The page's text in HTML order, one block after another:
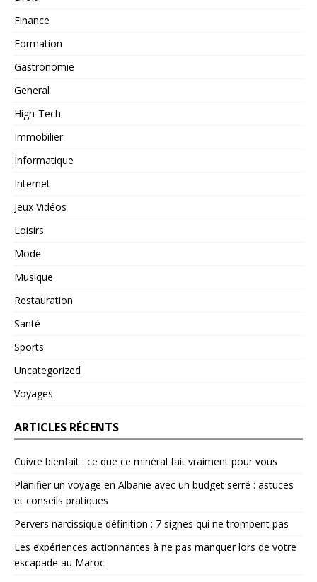
Finance
Formation
Gastronomie
General
High-Tech
Immobilier
Informatique
Internet
Jeux Vidéos
Loisirs
Mode
Musique
Restauration
Santé
Sports
Uncategorized
Voyages
ARTICLES RÉCENTS
Cuivre bienfait : ce que ce minéral fait vraiment pour vous
Planifier un voyage en Albanie avec un budget serré : astuces
et conseils pratiques
Pervers narcissique définition : 7 signes qui ne trompent pas
Les expériences actionnantes à ne pas manquer lors de votre
escapade au Maroc